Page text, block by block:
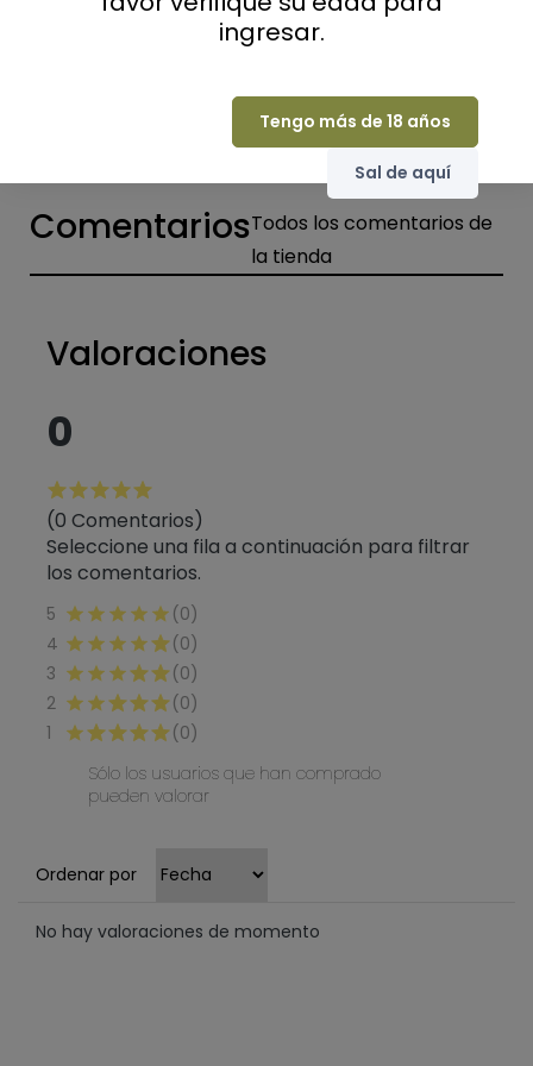
ComentariosTodos los comentarios de
la tienda
Valoraciones
0
(0 Comentarios)
Seleccione una fila a continuación para filtrar
los comentarios.
5
(0)
4
(0)
3
(0)
2
(0)
1
(0)
Sólo los usuarios que han comprado
pueden valorar
Ordenar por
No hay valoraciones de momento
ingresar.
Tengo más de 18 años
Sal de aquí